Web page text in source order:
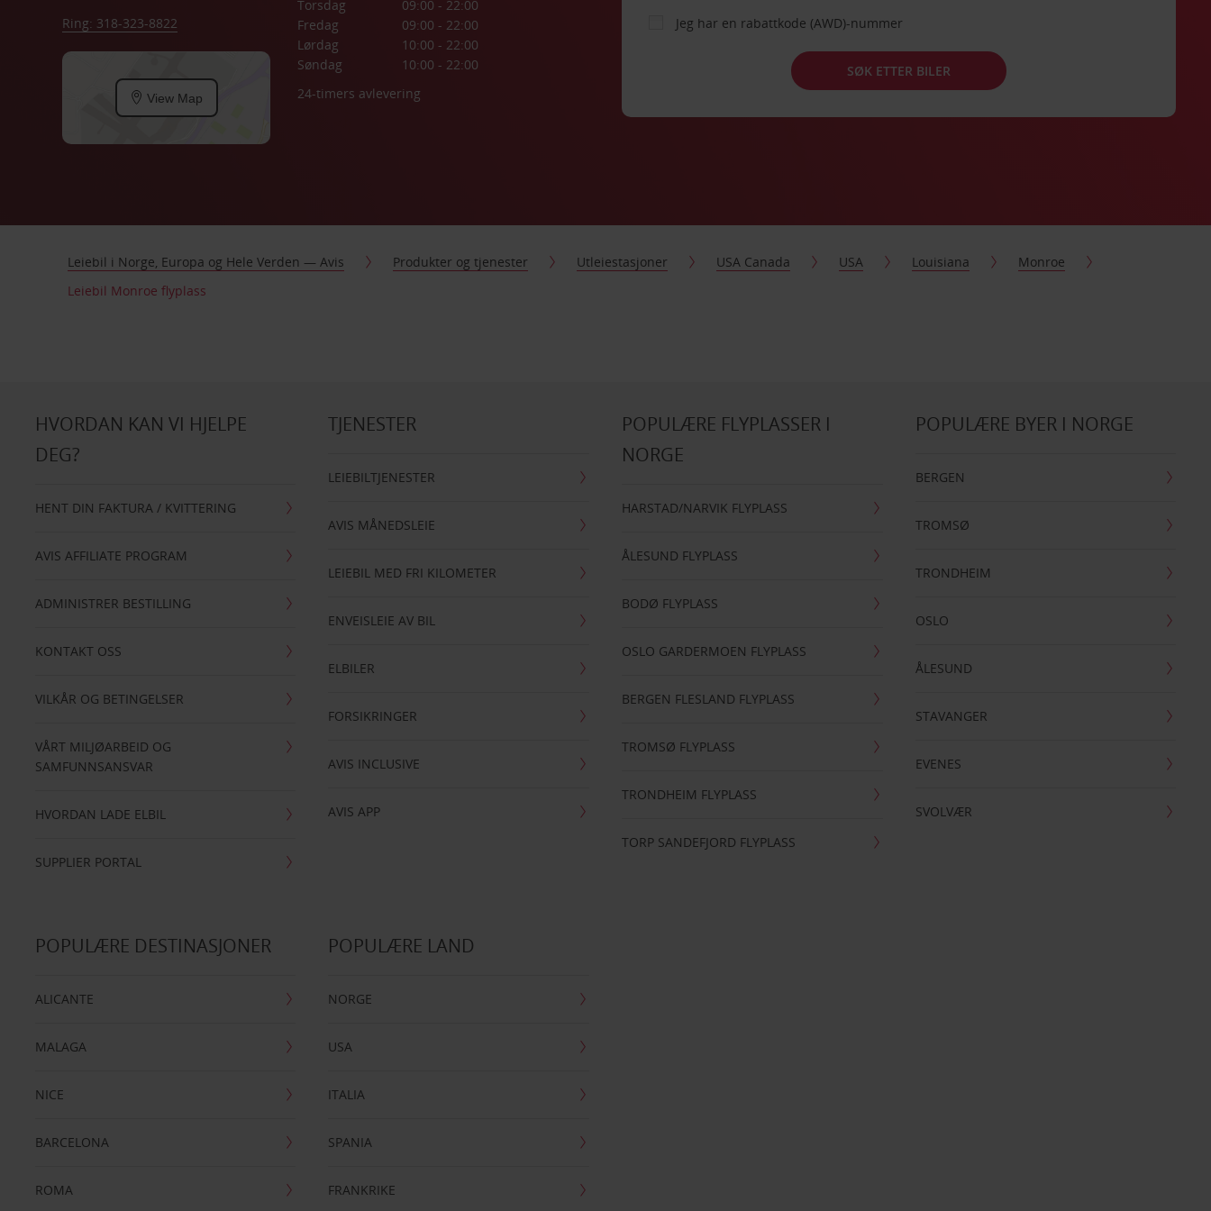
Ring: 318-323-8822
View Map
Torsdag
09:00 - 22:00
Fredag
09:00 - 22:00
Lørdag
10:00 - 22:00
Søndag
10:00 - 22:00
24-timers avlevering
Jeg har en rabattkode (AWD)-nummer
SØK ETTER BILER
Leiebil i Norge, Europa og Hele Verden — Avis Produkter og tjenester Utleiestasjoner USA Canada USA Louisiana
Monroe
Leiebil Monroe flyplass
HVORDAN KAN VI HJELPE
DEG?
HENT DIN FAKTURA / KVITTERING
AVIS AFFILIATE PROGRAM
ADMINISTRER BESTILLING
KONTAKT OSS
VILKÅR OG BETINGELSER
VÅRT MILJØARBEID OG
SAMFUNNSANSVAR
HVORDAN LADE ELBIL
SUPPLIER PORTAL
TJENESTER
LEIEBILTJENESTER
AVIS MÅNEDSLEIE
LEIEBIL MED FRI KILOMETER
ENVEISLEIE AV BIL
ELBILER
FORSIKRINGER
AVIS INCLUSIVE
AVIS APP
POPULÆRE FLYPLASSER I
NORGE
HARSTAD/NARVIK FLYPLASS
ÅLESUND FLYPLASS
BODØ FLYPLASS
OSLO GARDERMOEN FLYPLASS
BERGEN FLESLAND FLYPLASS
TROMSØ FLYPLASS
TRONDHEIM FLYPLASS
TORP SANDEFJORD FLYPLASS
POPULÆRE BYER I NORGE
BERGEN
TROMSØ
TRONDHEIM
OSLO
ÅLESUND
STAVANGER
EVENES
SVOLVÆR
POPULÆRE DESTINASJONER
ALICANTE
MALAGA
NICE
BARCELONA
ROMA
POPULÆRE LAND
NORGE
USA
ITALIA
SPANIA
FRANKRIKE